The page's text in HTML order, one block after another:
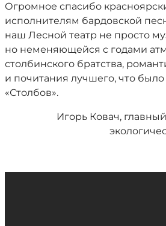
Огромное спасибо
исполнителям бардовской
наш Лесной театр не просто
но неменяющейся с годами
столбинского братства,
и почитания лучшего, что
«Столбов».
Игорь Ковач,